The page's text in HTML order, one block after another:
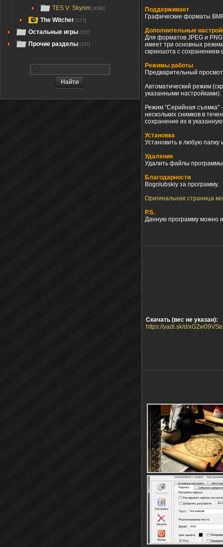
TES V: Skyrim [4386]
The Witcher [177]
Остальные игры [357]
Прочие разделы [167]
Поддерживает
Графические форматы
Дополнительные
Для форматов JPEG и
имеет три основных
скриншота с сохранением
Режимы работы
Предварительный
Автоматический режим
указанными настройками).
Режим "Серийная съемка"
нескольких снимков в
сохранение их в указанную
Установка
Установить в любую папку
Удаление
Удалить файлы
Благодарности
Bogolubskiy за программу.
Оригинальная страница
P.S.
Данную программу можно
Скачать (вес не указан):
https://yadi.sk/d/